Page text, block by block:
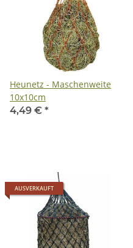
Heunetz - Maschenweite
10x10cm
4,49 € *
AUSVERKAUFT